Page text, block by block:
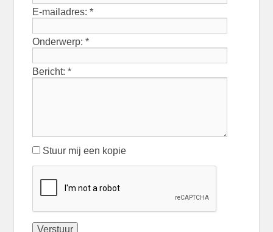
E-mailadres:*
Onderwerp:*
Bericht:*
Stuur mij een kopie